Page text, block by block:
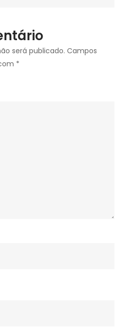
será publicado. Campos
*